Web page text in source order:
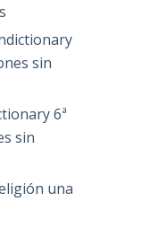
sin
6ª
sin
una